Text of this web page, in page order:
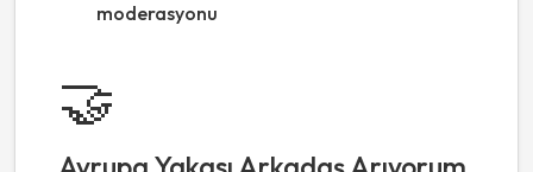
moderasyonu
🤝